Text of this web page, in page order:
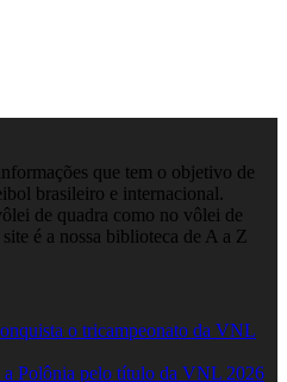
que tem o objetivo de
brasileiro e internacional.
de quadra como no vôlei de
é a nossa biblioteca de A a Z
o tricampeonato da VNL
a Polônia pelo título da VNL 2026